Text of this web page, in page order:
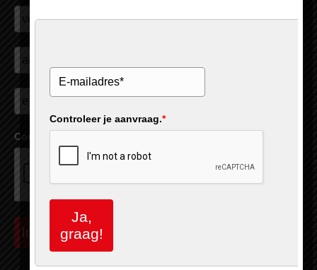
Controleer je aanvraag.
Inschrijven
Controleer je aanvraag.*
Ja,
graag!